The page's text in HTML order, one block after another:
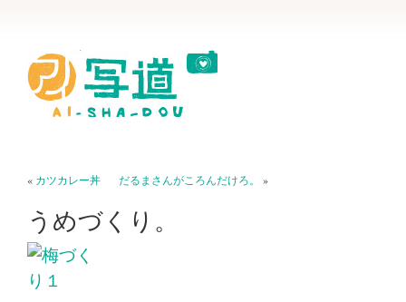
« カツカレー丼 だるまさんがころんだけろ。 »
うめづくり。